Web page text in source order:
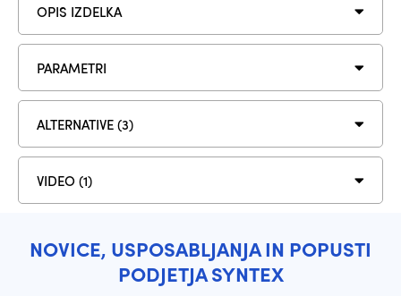
OPIS IZDELKA
PARAMETRI
ALTERNATIVE (3)
VIDEO (1)
NOVICE, USPOSABLJANJA IN POPUSTI
PODJETJA SYNTEX